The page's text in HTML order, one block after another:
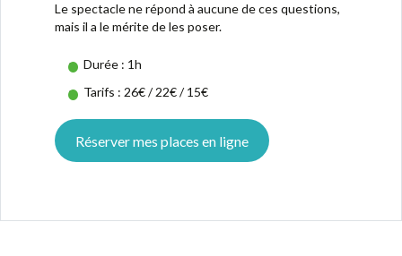
Le spectacle ne répond à aucune de ces questions,
mais il a le mérite de les poser.
Durée : 1h
Tarifs : 26€ / 22€ / 15€
Réserver mes places en ligne